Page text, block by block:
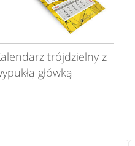
trójdzielny z
główką